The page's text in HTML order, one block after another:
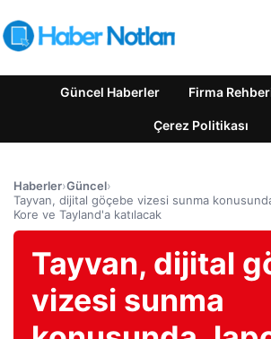
Güncel Haberler Firma
Çerez Politikası
Haberler›Güncel›
Tayvan, dijital göçebe vizesi sunma
Kore ve Tayland'a katılacak
Tayvan, dijital
vizesi sunma